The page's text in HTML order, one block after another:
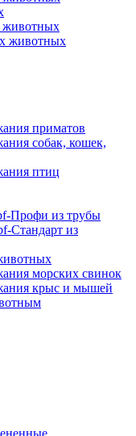
животных
животных
приматов
собак, кошек,
птиц
Профи из трубы
Стандарт из
морских свинок
крыс и мышей